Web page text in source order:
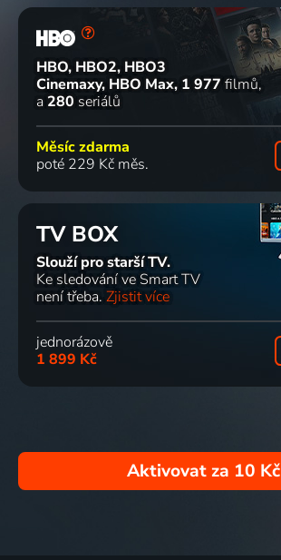
HBO, HBO2, HBO3
Cinemaxy, HBO Max 1 977 filmů
a 280 seriálů
Měsíc zdarma
poté 229 Kč měs.
TV BOX
Slouží pro starší TV.
Ke sledování ve Smart TV
není třeba. Zjistit více
jednorázově
1 899 Kč
Aktivovat za 10 Kč